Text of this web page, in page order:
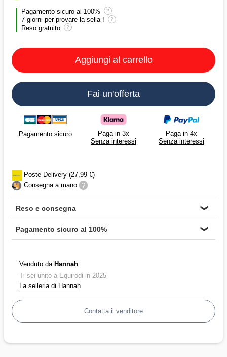
Pagamento sicuro al 100% ?
7 giorni per provare la sella ! ?
Reso gratuito ?
Aggiungi al carrello
Fai un'offerta
Pagamento sicuro
Paga in 3x
Senza interessi
Paga in 4x
Senza interessi
Poste Delivery (27,99 €)
Consegna a mano
?
Reso e consegna ❯
Pagamento sicuro al 100% ❯
Venduto da Hannah
Ti sei unito a Equirodi in 2025
La selleria di Hannah
Contatta il venditore